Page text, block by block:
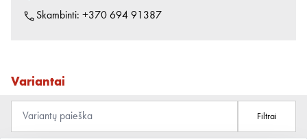
Skambinti: +370 694 91387
Variantai
Filtrai